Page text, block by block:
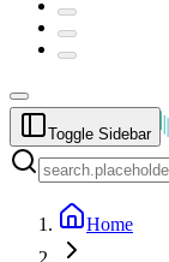
Toggle Sidebar
Home